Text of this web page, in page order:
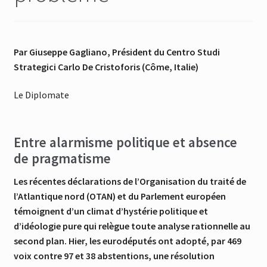
Par Giuseppe Gagliano, Président du Centro Studi
Strategici Carlo De Cristoforis (Côme, Italie)
Le Diplomate
Entre alarmisme politique et absence
de pragmatisme
Les récentes déclarations de l’Organisation du traité de
l’Atlantique nord (OTAN) et du Parlement européen
témoignent d’un climat d’hystérie politique et
d’idéologie pure qui relègue toute analyse rationnelle au
second plan. Hier, les eurodéputés ont adopté, par 469
voix contre 97 et 38 abstentions, une résolution